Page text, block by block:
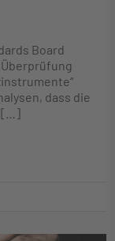
Board
dass die
[…]